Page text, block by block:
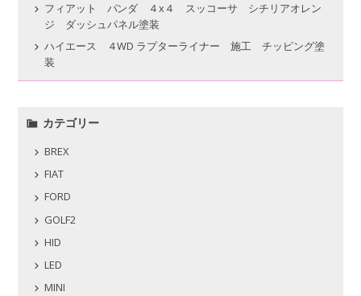
フィアット パンダ ４x４ スッコーサ シチリアオレン
ジ ダッシュパネル塗装
ハイエース ４WD ラプターライナー 施工 チッピング塗
装
カテゴリー
BREX
FIAT
FORD
GOLF2
HID
LED
MINI